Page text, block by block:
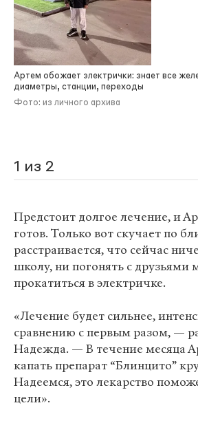
Артем обожает электрички: знает все
диаметры, станции, переходы
Фото: из личного архива
1 из 2
Предстоит долгое лечение, и
готов. Только вот скучает по
расстраивается, что сейчас
школу, ни погонять с друзьями
прокатиться в электричке.
«Лечение будет сильнее,
сравнению с первым разом, —
Надежда. — В течение месяца
капать препарат “Блинцито”
Надеемся, это лекарство
цели».